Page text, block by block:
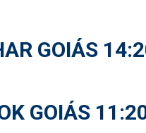
GOIÁS
GOIÁS